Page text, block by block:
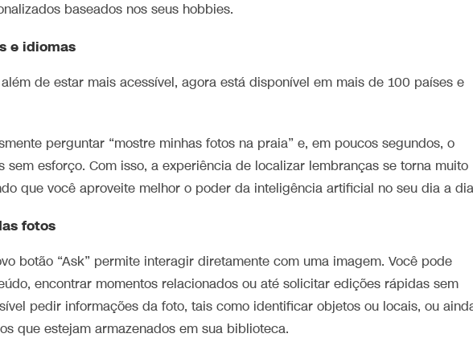
baseados nos seus hobbies.
e idiomas
de estar mais acessível, agora está disponível em mais de 100 países e
perguntar “mostre minhas fotos na praia” e, em poucos segundos, o
esforço. Com isso, a experiência de localizar lembranças se torna muito
que você aproveite melhor o poder da inteligência artificial no seu dia a
fotos
botão “Ask” permite interagir diretamente com uma imagem. Você pode
encontrar momentos relacionados ou até solicitar edições rápidas sem
pedir informações da foto, tais como identificar objetos ou locais, ou
que estejam armazenados em sua biblioteca.